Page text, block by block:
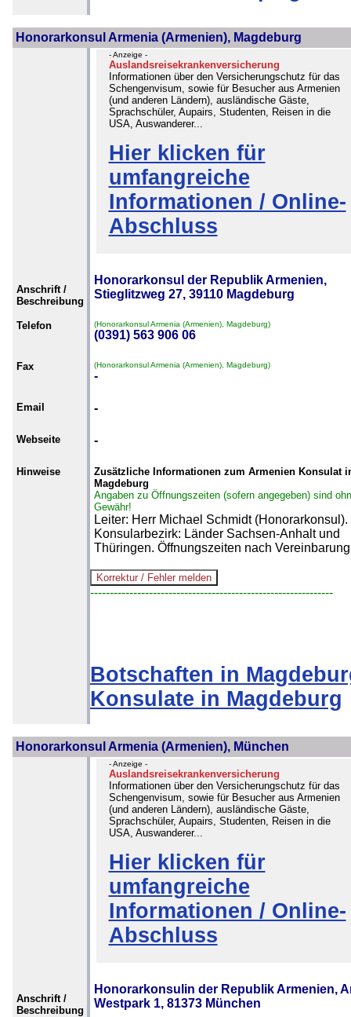
Honorarkonsul Armenia (Armenien), Magdeburg
- Anzeige -
Auslandsreisekrankenversicherung
Informationen über den Versicherungschutz für das
Schengenvisum, sowie für Besucher aus Armenien
(und anderen Ländern), ausländische Gäste,
Sprachschüler, Aupairs, Studenten, Reisen in die
USA, Auswanderer...
Hier klicken für
umfangreiche
Informationen / Online-
Abschluss
Anschrift /
Beschreibung
Honorarkonsul der Republik Armenien,
Stieglitzweg 27, 39110 Magdeburg
Telefon (Honorarkonsul Armenia (Armenien), Magdeburg)
(0391) 563 906 06
Fax (Honorarkonsul Armenia (Armenien), Magdeburg)
-
Email -
Webseite -
Hinweise
Zusätzliche Informationen zum Armenien Konsulat
Magdeburg
Angaben zu Öffnungszeiten (sofern angegeben) sind
Gewähr!
Leiter: Herr Michael Schmidt (Honorarkonsul).
Konsularbezirk: Länder Sachsen-Anhalt und
Thüringen. Öffnungszeiten nach
--------------------------------------------------------------
Botschaften in
Konsulate in Magdeburg
Honorarkonsul Armenia (Armenien), München
- Anzeige -
Auslandsreisekrankenversicherung
Informationen über den Versicherungschutz für das
Schengenvisum, sowie für Besucher aus Armenien
(und anderen Ländern), ausländische Gäste,
Sprachschüler, Aupairs, Studenten, Reisen in die
USA, Auswanderer...
Hier klicken für
umfangreiche
Informationen / Online-
Abschluss
Anschrift /
Beschreibung
Honorarkonsulin der Republik Armenien,
Westpark 1, 81373 München